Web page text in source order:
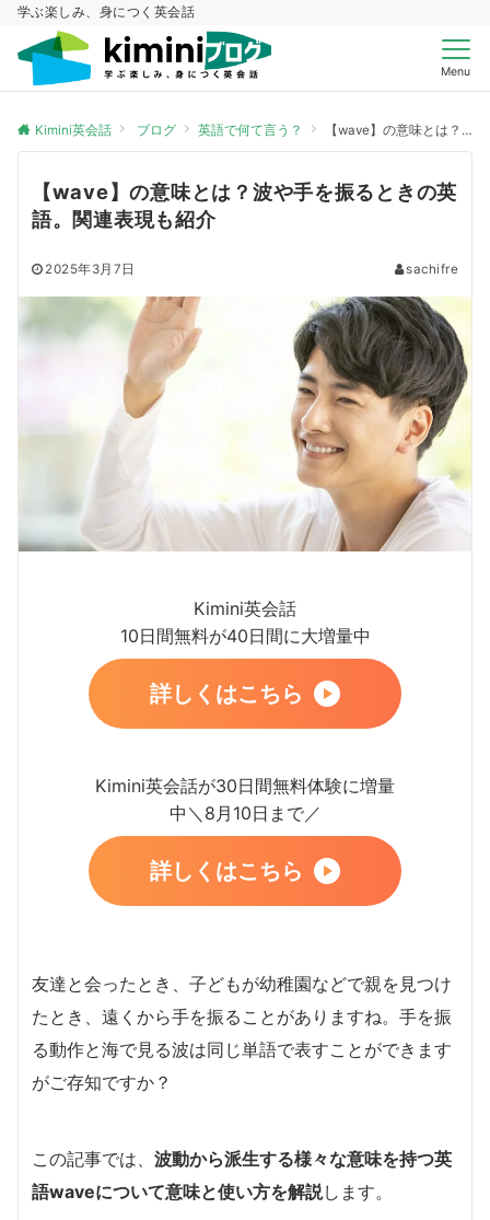
学ぶ楽しみ、身につく英会話
Menu
Kimini英会話 ブログ 英語で何て言う？ 【wave】の意味とは？波や手を振るときの英語。関連表現も紹介
【wave】の意味とは？波や手を振るときの英
語。関連表現も紹介
2025年3月7日 sachifre
Kimini英会話
10日間無料が40日間に大増量中
詳しくはこちら
Kimini英会話が30日間無料体験に増量
中＼8月10日まで／
詳しくはこちら
友達と会ったとき、子どもが幼稚園などで親を見つけ
たとき、遠くから手を振ることがありますね。手を振
る動作と海で見る波は同じ単語で表すことができます
がご存知ですか？
この記事では、 波動から派生する様々な意味を持つ英
語waveについて意味と使い方を解説します。